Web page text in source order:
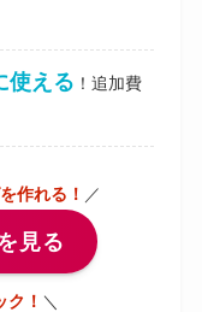
使える ！追加費
作れる！ ／
見る
！ ＼